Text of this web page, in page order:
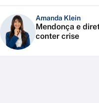
Amanda Klein
Mendonça e
conter crise